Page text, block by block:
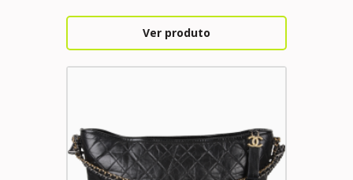
Ver produto